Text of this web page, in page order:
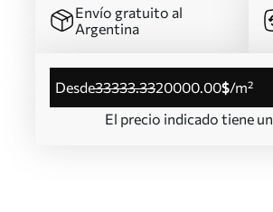
Envío gratuito al
Argentina
desde33333.3320000.00$/m²
El precio indicado tiene un